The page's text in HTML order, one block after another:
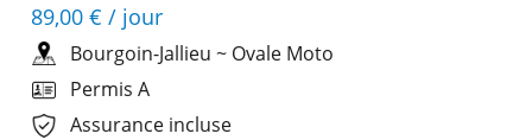
89,00 € / jour
Bourgoin-Jallieu ~ Ovale Moto
Permis A
Assurance incluse